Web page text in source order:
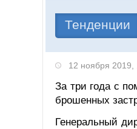
Тенденции
12 ноября 2019,
За три года с
брошенных
Генеральный